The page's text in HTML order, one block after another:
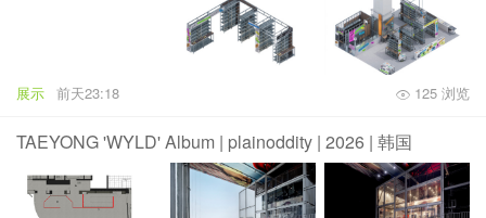
展示 前天23:18 125 浏览
TAEYONG 'WYLD' Album | plainoddity | 2026 | 韩国